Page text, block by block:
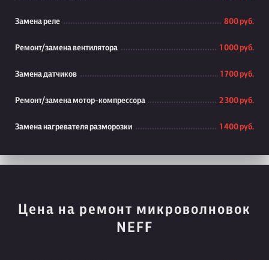
Замена реле 800 руб.
Ремонт/замена вентилятора 1 000 руб.
Замена датчиков 1 700 руб.
Ремонт/замена мотор-компрессора 2 300 руб.
Замена нагревателя разморозки 1 400 руб.
Цена на ремонт микроволновок
NEFF